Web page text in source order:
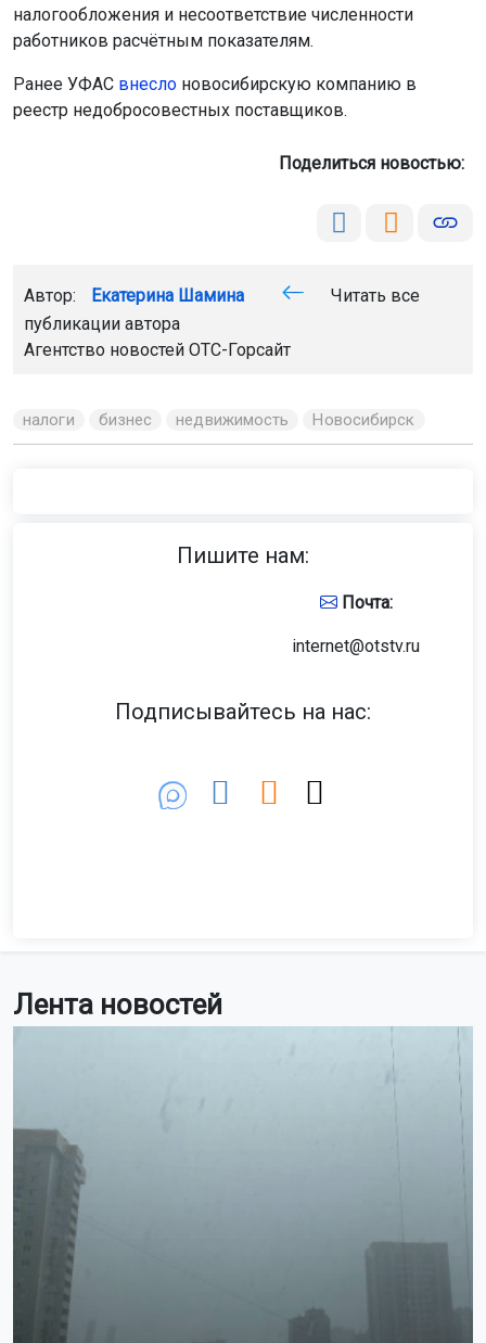
Лента новостей
налогообложения и несоответствие численности
работников расчётным показателям.
Ранее УФАС внесло новосибирскую компанию в
реестр недобросовестных поставщиков.
Поделиться новостью:
Автор: Екатерина Шамина
Читать все
публикации автора
Агентство новостей ОТС-Горсайт
налоги бизнес недвижимость Новосибирск
Пишите нам:
Почта:
internet@otstv.ru
Подписывайтесь на нас: